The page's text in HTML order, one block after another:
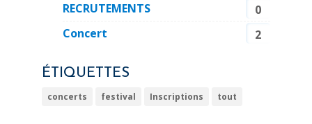
RECRUTEMENTS
0
Concert
2
ÉTIQUETTES
concerts festival Inscriptions tout